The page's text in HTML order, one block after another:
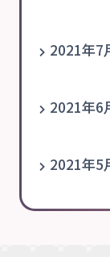
2021年7
2021年6
2021年5